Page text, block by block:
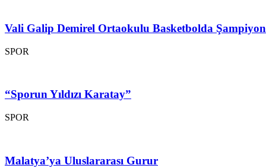
Vali Galip Demirel Ortaokulu Basketbolda
SPOR
“Sporun Yıldızı Karatay”
SPOR
Malatya’ya Uluslararası Gurur